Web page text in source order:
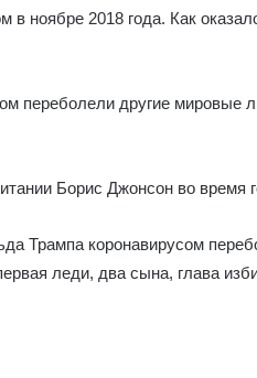
в ноябре 2018 года. Как
переболели другие мировые
Борис Джонсон во время
Трампа коронавирусом
леди, два сына, глава